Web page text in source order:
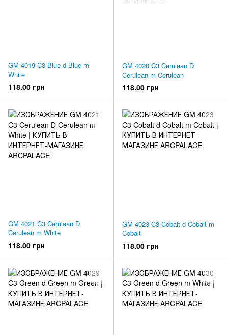
GM 4019 C3 Blue d Blue m
White
118.00 грн
GM 4020 C3 Cerulean D
Cerulean m Cerulean
118.00 грн
GM 4021 C3 Cerulean D
Cerulean m White
118.00 грн
GM 4023 C3 Cobalt d Cobalt m
Cobalt
118.00 грн